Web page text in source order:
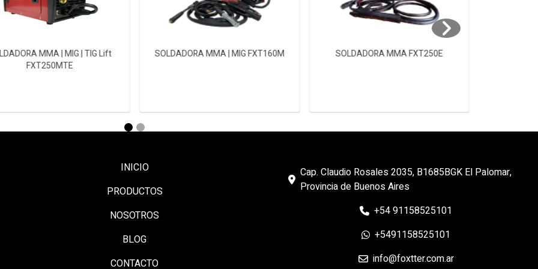
MMA | MIG | TIG Lift
FXT250MTE
SOLDADORA MMA | MIG FXT160M SOLDADORA MMA FXT250E
INICIO
PRODUCTOS
NOSOTROS
BLOG
CONTACTO
Cap. Claudio Rosales 2035, B1685BGK El Palomar,
Provincia de Buenos Aires
+54 91158525101
+5491158525101
info@foxtter.com.ar